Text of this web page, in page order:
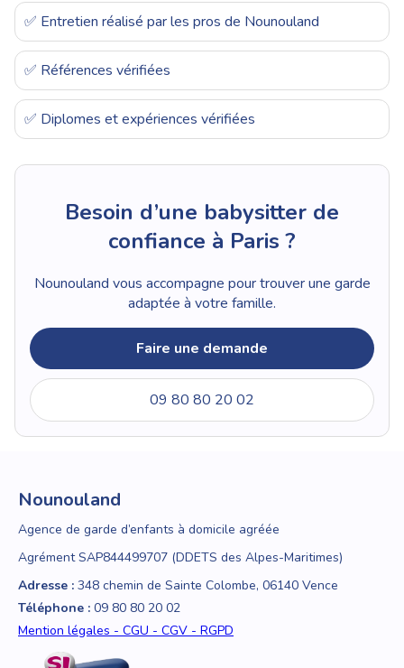
✅ Entretien réalisé par les pros de Nounouland
✅ Références vérifiées
✅ Diplomes et expériences vérifiées
Besoin d’une babysitter de
confiance à Paris ?
Nounouland vous accompagne pour trouver une garde
adaptée à votre famille.
Faire une demande
09 80 80 20 02
Nounouland
Agence de garde d’enfants à domicile agréée
Agrément SAP844499707 (DDETS des Alpes-Maritimes)
Adresse : 348 chemin de Sainte Colombe, 06140 Vence
Téléphone : 09 80 80 20 02
Mention légales - CGU - CGV - RGPD